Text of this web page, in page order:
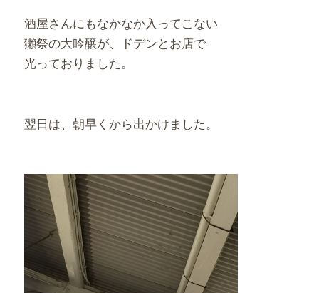
酒屋さんにもなかなか入ってこない
獺祭の大吟醸が、ドデンとお店で
光っておりました。
翌日は、朝早くから出かけました。